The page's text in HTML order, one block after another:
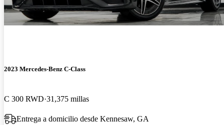
2023 Mercedes-Benz C-Class
C 300 RWD 31,375 millas
Entrega a domicilio desde Kennesaw, GA